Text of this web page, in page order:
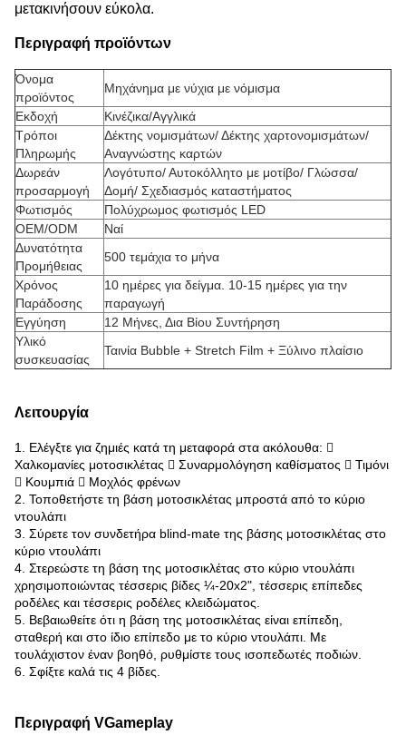
μετακινήσουν εύκολα.
Περιγραφή προϊόντων
Όνομα
προϊόντος
Μηχάνημα με νύχια με νόμισμα
Εκδοχή
Κινέζικα/Αγγλικά
Τρόποι
Πληρωμής
Δέκτης νομισμάτων/ Δέκτης χαρτονομισμάτων/
Αναγνώστης καρτών
Δωρεάν
προσαρμογή
Λογότυπο/ Αυτοκόλλητο με μοτίβο/ Γλώσσα/
Δομή/ Σχεδιασμός καταστήματος
Φωτισμός
Πολύχρωμος φωτισμός LED
OEM/ODM
Ναί
Δυνατότητα
Προμήθειας
500 τεμάχια το μήνα
Χρόνος
Παράδοσης
10 ημέρες για δείγμα. 10-15 ημέρες για την
παραγωγή
Εγγύηση
12 Μήνες, Δια Βίου Συντήρηση
Υλικό
συσκευασίας
Ταινία Bubble + Stretch Film + Ξύλινο πλαίσιο
Λειτουργία
1. Ελέγξτε για ζημιές κατά τη μεταφορά στα ακόλουθα: 
Χαλκομανίες μοτοσικλέτας  Συναρμολόγηση καθίσματος  Τιμόνι
 Κουμπιά  Μοχλός φρένων
2. Τοποθετήστε τη βάση μοτοσικλέτας μπροστά από το κύριο
ντουλάπι
3. Σύρετε τον συνδετήρα blind-mate της βάσης μοτοσικλέτας στο
κύριο ντουλάπι
4. Στερεώστε τη βάση της μοτοσικλέτας στο κύριο ντουλάπι
χρησιμοποιώντας τέσσερις βίδες ¼-20x2", τέσσερις επίπεδες
ροδέλες και τέσσερις ροδέλες κλειδώματος.
5. Βεβαιωθείτε ότι η βάση της μοτοσικλέτας είναι επίπεδη,
σταθερή και στο ίδιο επίπεδο με το κύριο ντουλάπι. Με
τουλάχιστον έναν βοηθό, ρυθμίστε τους ισοπεδωτές ποδιών.
6. Σφίξτε καλά τις 4 βίδες.
Περιγραφή VGameplay